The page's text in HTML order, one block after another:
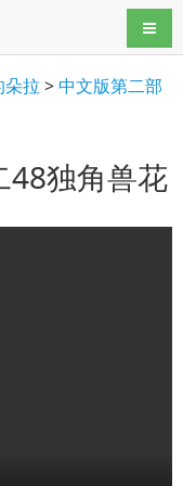
导航
朵拉 >中文版第二部
48独角兽花